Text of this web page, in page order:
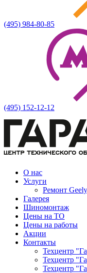
(495) 984-80-85
(495) 152-12-12
О нас
Услуги
Ремонт Geely
Галерея
Шиномонтаж
Цены на ТО
Цены на работы
Акции
Контакты
Техцентр
Техцентр
Техцентр